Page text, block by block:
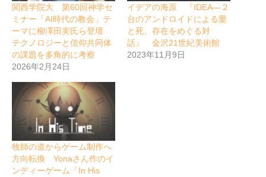
関西学院大 第60回神学セ
ミナー「AI時代の教会」テ
ーマに柳澤田実氏ら登壇
テクノロジーと信仰共同体
の課題を多角的に考察
2026年2月24日
イデアの海原 『IDEA―２
台のアンドロイドによる愛
と死、存在をめぐる対
話』 金沢21世紀美術館
2023年11月9日
牧師の道からゲーム制作へ
方向転換 Yonaさん作のイ
ンディーゲーム「In His